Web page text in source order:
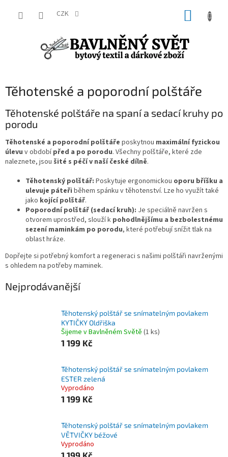
CZK
Těhotenské a poporodní polštáře
Těhotenské polštáře na spaní a sedací kruhy po
porodu
Těhotenské a poporodní polštáře poskytnou maximální fyzickou
úlevu v obdobípřed a po porodu. Všechny polštáře, které zde
naleznete, jsou šité s péčí v naší české dílně.
Těhotenský polštář: Poskytuje ergonomickou oporu bříšku a
ulevuje páteři během spánku v těhotenství. Lze ho využít také
jako kojící polštář.
Poporodní polštář (sedací kruh): Je speciálně navržen s
otvorem uprostřed, slouží k pohodlnějšímu a bezbolestnému
sezení maminkám po porodu, které potřebují snížit tlak na
oblast hráze.
Dopřejte si potřebný komfort a regeneraci s našimi polštáři navrženými
s ohledem na potřeby maminek.
Nejprodávanější
Těhotenský polštář se snímatelným povlakem
KYTIČKY Oldřiška
Šijeme v Bavlněném Světě (1 ks)
1 199 Kč
Těhotenský polštář se snímatelným povlakem
ESTER zelená
Vyprodáno
1 199 Kč
Těhotenský polštář se snímatelným povlakem
VĚTVIČKY béžové
Vyprodáno
1 199 Kč